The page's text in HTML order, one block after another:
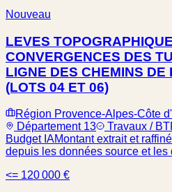
Nouveau
LEVES
CONVERGENCES DES
LIGNE DES CHEMINS DE
(LOTS 04 ET 06)
Région Provence-Alpes-Côte
Département 13
Travaux /
Budget IAMontant extrait et
depuis les données source et les
<= 120 000 €